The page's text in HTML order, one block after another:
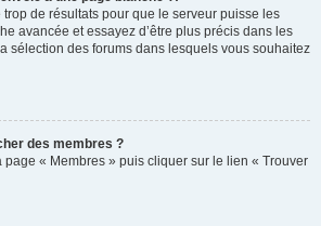
de résultats pour que le serveur puisse les
avancée et essayez d’être plus précis dans les
sélection des forums dans lesquels vous souhaitez
des membres ?
« Membres » puis cliquer sur le lien « Trouver